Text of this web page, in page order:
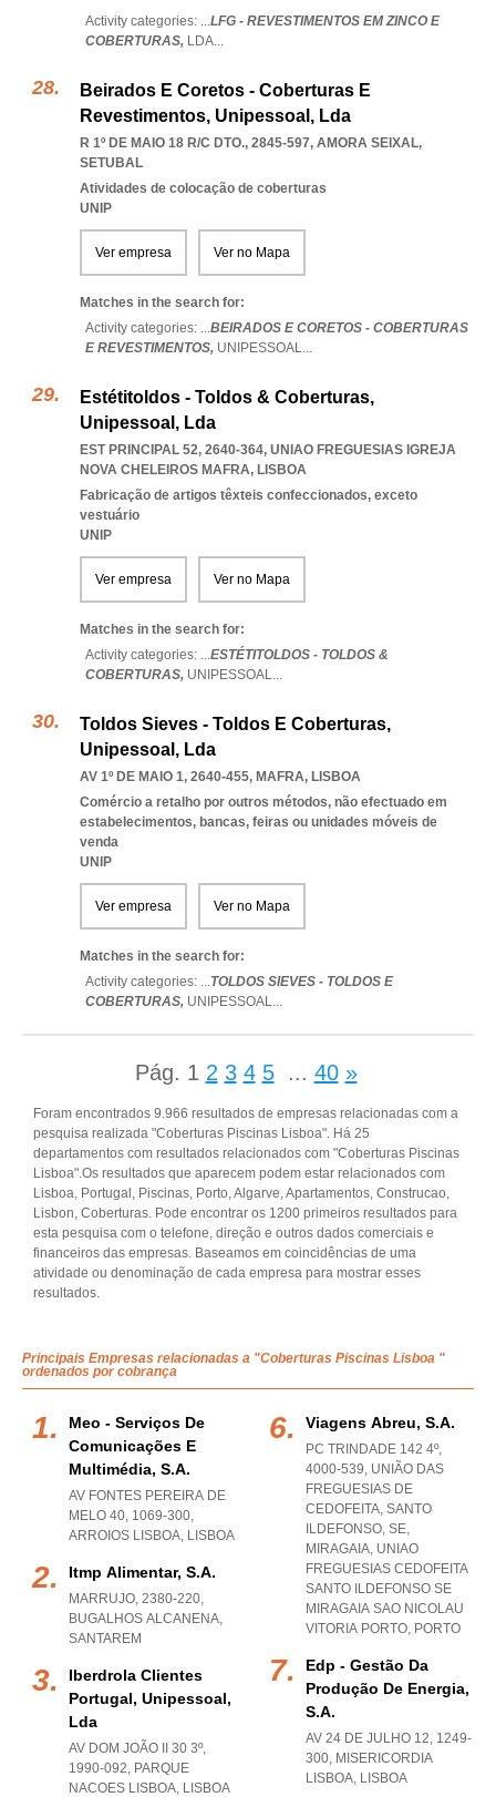
Activity categories: ...LFG - REVESTIMENTOS EM ZINCO E
COBERTURAS, LDA...
Beirados E Coretos - Coberturas E
Revestimentos, Unipessoal, Lda
R 1º DE MAIO 18 R/C DTO., 2845-597, AMORA SEIXAL,
SETUBAL
Atividades de colocação de coberturas
UNIP
Ver empresa Ver no Mapa
Matches in the search for:
Activity categories: ...BEIRADOS E CORETOS - COBERTURAS
E REVESTIMENTOS, UNIPESSOAL...
Estétitoldos - Toldos & Coberturas,
Unipessoal, Lda
EST PRINCIPAL 52, 2640-364, UNIAO FREGUESIAS IGREJA
NOVA CHELEIROS MAFRA, LISBOA
Fabricação de artigos têxteis confeccionados, exceto
vestuário
UNIP
Ver empresa Ver no Mapa
Matches in the search for:
Activity categories: ...ESTÉTITOLDOS - TOLDOS &
COBERTURAS, UNIPESSOAL...
Toldos Sieves - Toldos E Coberturas,
Unipessoal, Lda
AV 1º DE MAIO 1, 2640-455, MAFRA, LISBOA
Comércio a retalho por outros métodos, não efectuado em
estabelecimentos, bancas, feiras ou unidades móveis de
venda
UNIP
Ver empresa Ver no Mapa
Matches in the search for:
Activity categories: ...TOLDOS SIEVES - TOLDOS E
COBERTURAS, UNIPESSOAL...
Pág. 1 2 3 4 5 ... 40 »
Foram encontrados 9.966 resultados de empresas relacionadas com a
pesquisa realizada "Coberturas Piscinas Lisboa". Há 25
departamentos com resultados relacionados com "Coberturas Piscinas
Lisboa".Os resultados que aparecem podem estar relacionados com
Lisboa, Portugal, Piscinas, Porto, Algarve, Apartamentos, Construcao,
Lisbon, Coberturas. Pode encontrar os 1200 primeiros resultados para
esta pesquisa com o telefone, direção e outros dados comerciais e
financeiros das empresas. Baseamos em coincidências de uma
atividade ou denominação de cada empresa para mostrar esses
resultados.
Principais Empresas relacionadas a "Coberturas Piscinas Lisboa "
ordenados por cobrança
Meo - Serviços De
Comunicações E
Multimédia, S.a.
AV FONTES PEREIRA DE
MELO 40, 1069-300,
ARROIOS LISBOA, LISBOA
Itmp Alimentar, S.a.
MARRUJO, 2380-220,
BUGALHOS ALCANENA,
SANTAREM
Iberdrola Clientes
Portugal, Unipessoal,
Lda
AV DOM JOÃO II 30 3º,
1990-092, PARQUE
NACOES LISBOA, LISBOA
Viagens Abreu, S.a.
PC TRINDADE 142 4º,
4000-539, UNIÃO DAS
FREGUESIAS DE
CEDOFEITA, SANTO
ILDEFONSO, SE,
MIRAGAIA, UNIAO
FREGUESIAS CEDOFEITA
SANTO ILDEFONSO SE
MIRAGAIA SAO NICOLAU
VITORIA PORTO, PORTO
Edp - Gestão Da
Produção De Energia,
S.a.
AV 24 DE JULHO 12, 1249-
300, MISERICORDIA
LISBOA, LISBOA